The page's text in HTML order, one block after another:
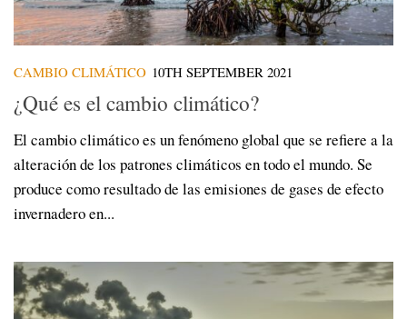
CAMBIO CLIMÁTICO 10TH SEPTEMBER 2021
¿Qué es el cambio climático?
El cambio climático es un fenómeno global que se refiere a la
alteración de los patrones climáticos en todo el mundo. Se
produce como resultado de las emisiones de gases de efecto
invernadero en...